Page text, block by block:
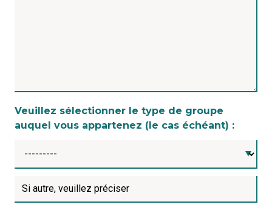
Veuillez sélectionner le type de groupe
auquel vous appartenez (le cas échéant) :
Si autre, veuillez préciser